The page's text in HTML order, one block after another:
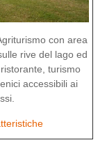
con area
rive del lago ed
turismo
accessibili ai